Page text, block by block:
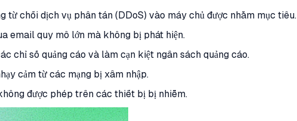
từ chối dịch vụ phân tán (DDoS) vào máy chủ được nhắm mục tiêu.
email quy mô lớn mà không bị phát hiện.
chỉ số quảng cáo và làm cạn kiệt ngân sách quảng cáo.
cảm từ các mạng bị xâm nhập.
được phép trên các thiết bị bị nhiễm.